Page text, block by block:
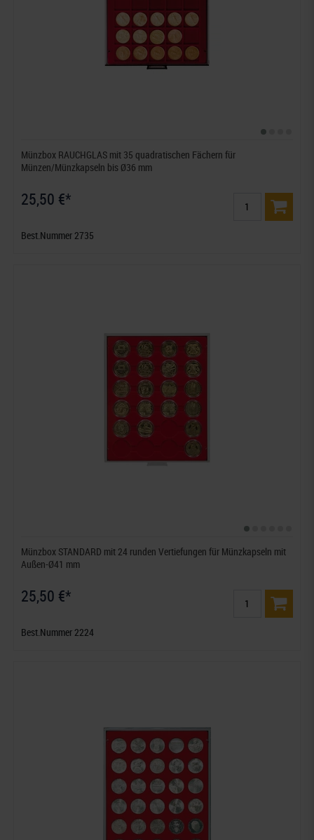
Münzbox RAUCHGLAS mit 35 quadratischen Fächern für
Münzen/Münzkapseln bis Ø36 mm
25,50 €*
Best.Nummer 2735
Münzbox STANDARD mit 24 runden Vertiefungen für Münzkapseln mit
Außen-Ø41 mm
25,50 €*
Best.Nummer 2224